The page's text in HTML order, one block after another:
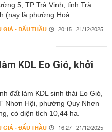
5, TP Trà Vinh, tỉnh Trà
(nay là phường Hoà...
GIÁ - ĐẤU THẦU 20:15 | 21/12/2025
KDL Eo Gió, khởi
đất làm KDL sinh thái Eo Gió,
Nhơn Hội, phường Quy Nhơn
có diện tích 10,44 ha.
GIÁ - ĐẤU THẦU 16:27 | 21/12/2025